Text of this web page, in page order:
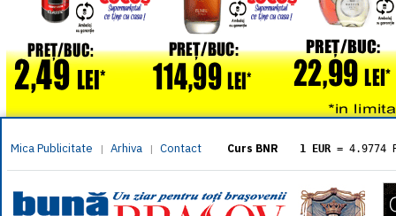
Mica Publicitate | Arhiva | Contact Curs BNR 1 EUR = 4.9774
= 5.8304
1 XAU= 464.4611
1 AED= 1.1933